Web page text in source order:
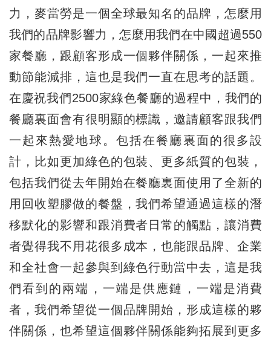
力，麥當勞是一個全球最知名的品牌，怎麼用
我們的品牌影響力，怎麼用我們在中國超過550
家餐廳，跟顧客形成一個夥伴關係，一起來推
動節能減排，這也是我們一直在思考的話題。
在慶祝我們2500家綠色餐廳的過程中，我們的
餐廳裏面會有很明顯的標識，邀請顧客跟我們
一起來熱愛地球。包括在餐廳裏面的很多設
計，比如更加綠色的包裝、更多紙質的包裝，
包括我們從去年開始在餐廳裏面使用了全新的
用回收塑膠做的餐盤，我們希望通過這樣的潛
移默化的影響和跟消費者日常的觸點，讓消費
者覺得我不用花很多成本，也能跟品牌、企業
和全社會一起參與到綠色行動當中去，這是我
們看到的兩端，一端是供應鏈，一端是消費
者，我們希望從一個品牌開始，形成這樣的夥
伴關係，也希望這個夥伴關係能夠拓展到更多